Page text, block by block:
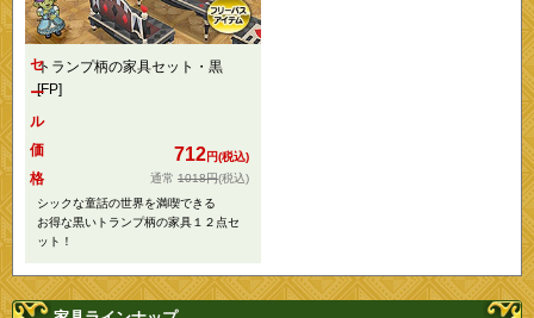
トランプ柄の家具セット・黒
[FP]
セ
ー
ル
価
格
712円(税込)
1018円(税込)
シックな童話の世界を満喫できる
お得な黒いトランプ柄の家具１２点セ
ット！